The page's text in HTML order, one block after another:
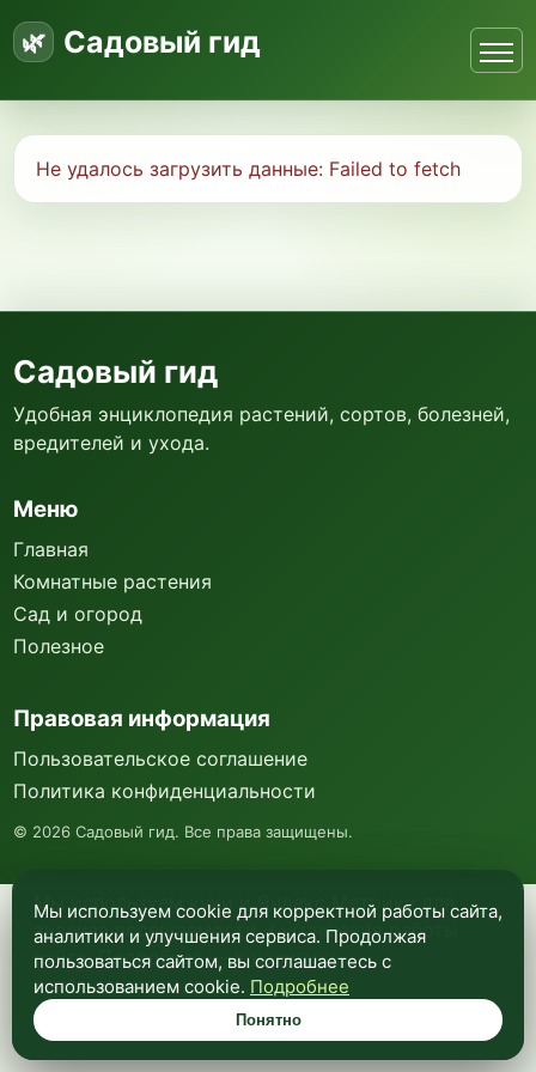
Садовый гид
Не удалось загрузить данные: Failed to fetch
Мы используем куки и Яндекс Метрику для
анализа посещаемости и улучшения работы
сайта. Подробнее —в политике
конфиденциальности.
Понятно
Садовый гид
Удобная энциклопедия растений, сортов, болезней,
вредителей и ухода.
Меню
Главная
Комнатные растения
Сад и огород
Полезное
Правовая информация
Пользовательское соглашение
Политика конфиденциальности
© 2026 Садовый гид. Все права защищены.
Мы используем cookie для корректной работы сайта,
аналитики и улучшения сервиса. Продолжая
пользоваться сайтом, вы соглашаетесь с
использованием cookie. Подробнее
Понятно